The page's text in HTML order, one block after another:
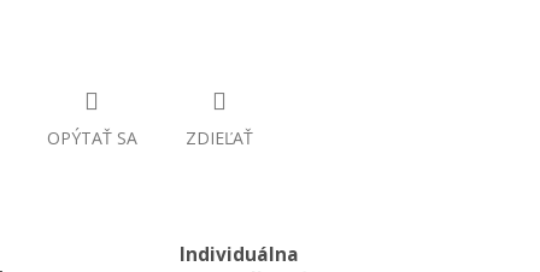
OPÝTAŤ SA ZDIEĽAŤ
Individuálna